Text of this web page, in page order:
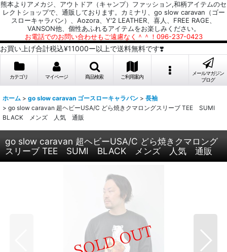
熊本よりアメカジ、アウトドア（キャンプ）ファッション,和柄アイテムのセ
レクトショップで、通販しております。カミナリ、go slow caravan（ゴー
スローキャラバン）、Aozora、Y'2 LEATHER、喜人、FREE RAGE、
VANSON他、個性あふれるアイテムをお楽しみください。
お電話でのお問い合わせもご遠慮なく＾＾！096-237-0423
お買い上げ合計税込¥11000ー以上で送料無料です❣️
カテゴリ マイページ 商品検索 ご利用案内
メールマガジン
ブログ
ホーム > go slow caravan ゴースローキャラバン > 長袖
> go slow caravan 超ヘビーUSA/C どら焼きクマロングスリーブ TEE SUMI
BLACK メンズ 人気 通販
go slow caravan 超ヘビーUSA/C どら焼きクマロング
スリーブ TEE SUMI BLACK メンズ 人気 通販